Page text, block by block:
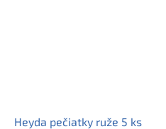
Heyda pečiatky ruže 5 ks